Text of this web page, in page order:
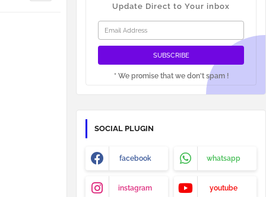
Update Direct to Your inbox
* We promise that we don't spam !
SOCIAL PLUGIN
facebook whatsapp
instagram youtube